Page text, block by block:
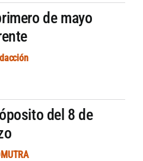
de mayo
del 8 de